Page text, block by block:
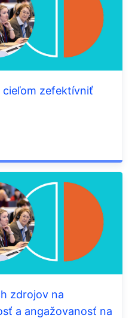
cieľom zefektívniť
zdrojov na
a angažovanosť na